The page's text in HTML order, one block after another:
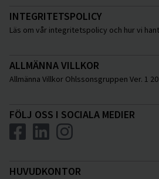
INTEGRITETSPOLICY
Läs om vår integritetspolicy och hur vi
ALLMÄNNA VILLKOR
Allmänna Villkor Ohlssonsgruppen Ver. 1
FÖLJ OSS I SOCIALA MEDIER
HUVUDKONTOR